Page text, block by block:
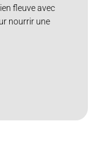
fleuve avec
nourrir une